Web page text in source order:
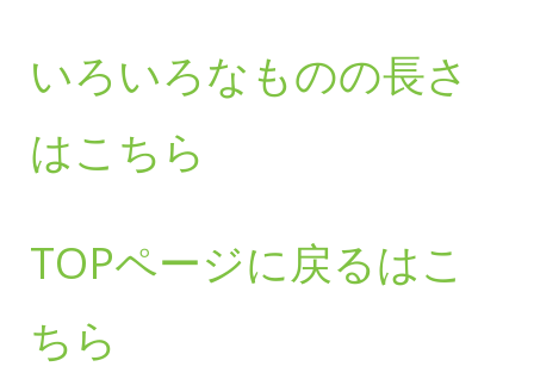
いろいろなものの長さ
はこちら
TOPページに戻るはこ
ちら